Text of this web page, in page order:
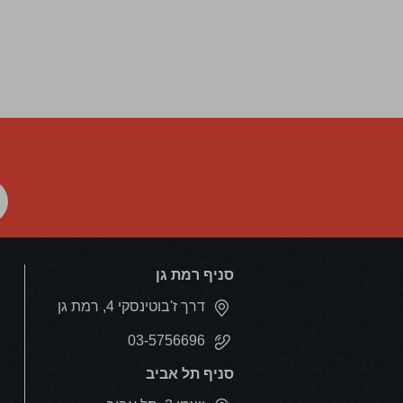
סניף רמת גן
דרך ז'בוטינסקי 4, רמת גן
03-5756696
סניף תל אביב